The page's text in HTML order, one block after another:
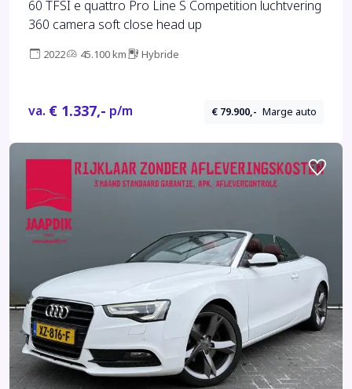
60 TFSI e quattro Pro Line S Competition luchtvering
360 camera soft close head up
2022 45.100 km Hybride
va. € 1.337,- p/m € 79.900,- Marge auto